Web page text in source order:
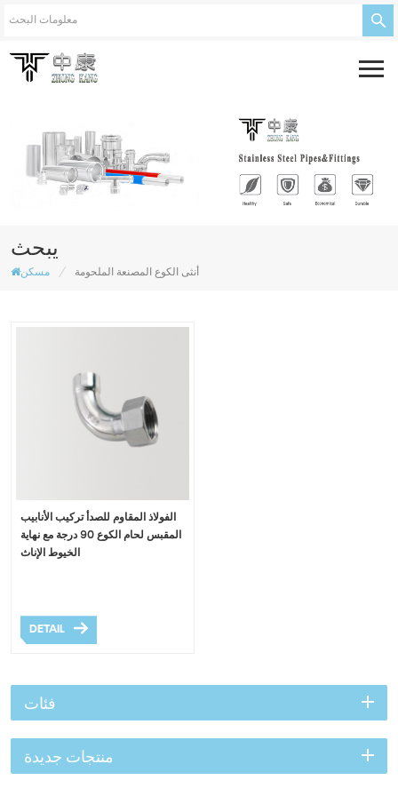
يبحث
مسكن / أنثى الكوع المصنعة الملحومة
الفولاذ المقاوم للصدأ تركيب الأنابيب
المقبس لحام الكوع 90 درجة مع نهاية
الخيوط الإناث
DETAIL
فئات
منتجات جديدة